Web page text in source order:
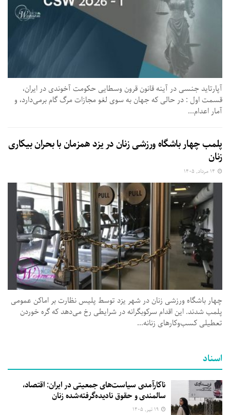
آپارتاید جنسی در آینه قانون قرون وسطایی حکومت آخوندی در ایران،
قسمت اول : در حالی که جهان به سوی لغو مجازات مرگ گام برمی‌دارد، و
آمار اعدام...
پلمب چهار باشگاه ورزشی زنان در یزد همزمان با بحران بیکاری
زنان
چهار باشگاه ورزشی زنان در شهر یزد توسط پلیس نظارت بر اماکن عمومی
پلمب شدند. این اقدام سرکوبگرانه در شرایطی رخ می‌دهد که گره خوردن
تعطیلی کسب‌وکارهای زنانه...
اسناد
ناکارآمدی سیاست‌های جمعیتی در ایران: اقتصاد،
سالمندی و حقوق نادیده‌گرفته‌شده زنان